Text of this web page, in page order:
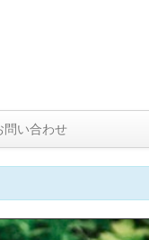
い合わせ